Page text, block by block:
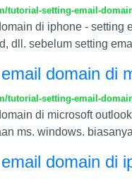
tutorial-setting-email-
di iphone -
dll. sebelum setting
domain di
tutorial-setting-email-
di microsoft
ms. windows.
domain di